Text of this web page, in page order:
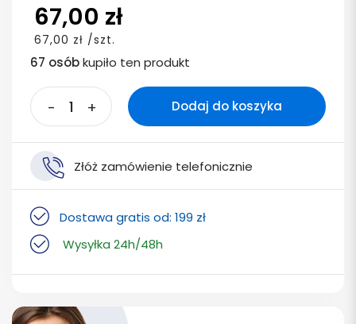
67,00 zł
67,00 zł /szt.
67 osóbkupiło ten produkt
- + Dodaj do koszyka
Złóż zamówienie telefonicznie
Dostawa gratis od: 199 zł
Wysyłka 24h/48h